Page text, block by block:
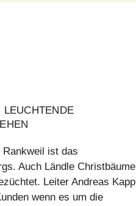
LEUCHTENDE
ist das
Auch Ländle Christbäume
Leiter Andreas Kapp
wenn es um die